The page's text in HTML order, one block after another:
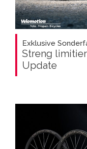
Exklusive
Streng
Update